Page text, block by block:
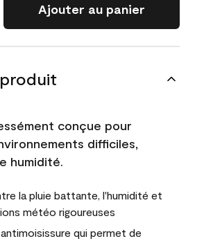
Ajouter au panier
conçue pour
difficiles,
humidité.
la pluie battante, l'humidité et
météo rigoureuses
qui permet de